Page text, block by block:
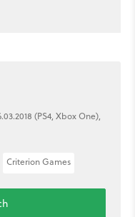
(PS4, Xbox One),
Criterion Games